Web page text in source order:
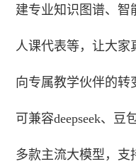
建专业知识图谱、
人课代表等，让大
向专属教学伙伴的转
可兼容deepseek、
多款主流大模型，支